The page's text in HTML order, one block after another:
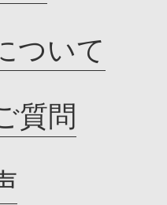
ついて
質問